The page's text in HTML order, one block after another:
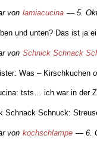
von lamiacucina — 5.
und unten? Das ist ja
von Schnick Schnack
Was – Kirschkuchen
tsts… ich war in der
Schnack Schnuck:
von kochschlampe — 6.